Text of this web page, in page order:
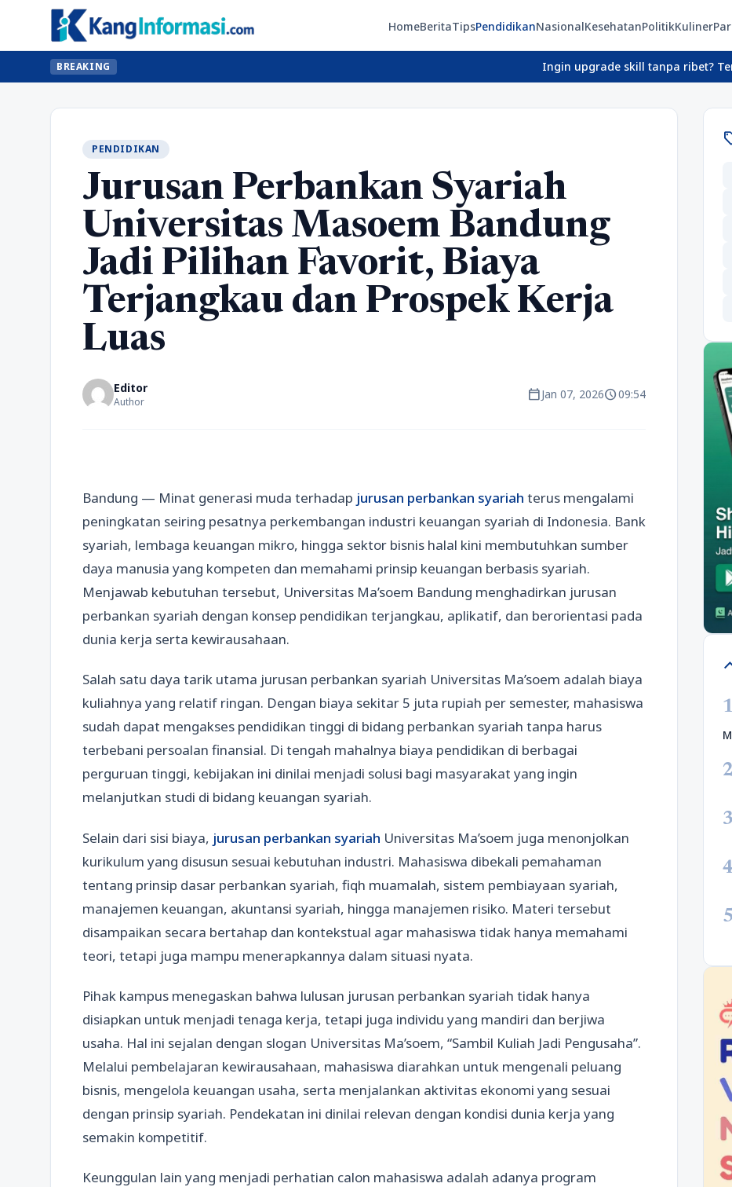
HomeBeritaTipsPendidikanNasionalKesehatanPolitikKuliner
BREAKING Ingin upgrade skill tanpa ribet? Temukan
PENDIDIKAN
Jurusan Perbankan Syariah
Universitas Masoem Bandung
Jadi Pilihan Favorit, Biaya
Terjangkau dan Prospek Kerja
Luas
Editor
Author calendar_todayJan 07, 2026schedule09:54
Bandung — Minat generasi muda terhadap jurusan perbankan syariah terus mengalami
peningkatan seiring pesatnya perkembangan industri keuangan syariah di Indonesia. Bank
syariah, lembaga keuangan mikro, hingga sektor bisnis halal kini membutuhkan sumber
daya manusia yang kompeten dan memahami prinsip keuangan berbasis syariah.
Menjawab kebutuhan tersebut, Universitas Ma’soem Bandung menghadirkan jurusan
perbankan syariah dengan konsep pendidikan terjangkau, aplikatif, dan berorientasi pada
dunia kerja serta kewirausahaan.
Salah satu daya tarik utama jurusan perbankan syariah Universitas Ma’soem adalah biaya
kuliahnya yang relatif ringan. Dengan biaya sekitar 5 juta rupiah per semester, mahasiswa
sudah dapat mengakses pendidikan tinggi di bidang perbankan syariah tanpa harus
terbebani persoalan finansial. Di tengah mahalnya biaya pendidikan di berbagai
perguruan tinggi, kebijakan ini dinilai menjadi solusi bagi masyarakat yang ingin
melanjutkan studi di bidang keuangan syariah.
Selain dari sisi biaya, jurusan perbankan syariah Universitas Ma’soem juga menonjolkan
kurikulum yang disusun sesuai kebutuhan industri. Mahasiswa dibekali pemahaman
tentang prinsip dasar perbankan syariah, fiqh muamalah, sistem pembiayaan syariah,
manajemen keuangan, akuntansi syariah, hingga manajemen risiko. Materi tersebut
disampaikan secara bertahap dan kontekstual agar mahasiswa tidak hanya memahami
teori, tetapi juga mampu menerapkannya dalam situasi nyata.
Pihak kampus menegaskan bahwa lulusan jurusan perbankan syariah tidak hanya
disiapkan untuk menjadi tenaga kerja, tetapi juga individu yang mandiri dan berjiwa
usaha. Hal ini sejalan dengan slogan Universitas Ma’soem, “Sambil Kuliah Jadi Pengusaha”.
Melalui pembelajaran kewirausahaan, mahasiswa diarahkan untuk mengenali peluang
bisnis, mengelola keuangan usaha, serta menjalankan aktivitas ekonomi yang sesuai
dengan prinsip syariah. Pendekatan ini dinilai relevan dengan kondisi dunia kerja yang
semakin kompetitif.
Keunggulan lain yang menjadi perhatian calon mahasiswa adalah adanya program
1
2
3
5